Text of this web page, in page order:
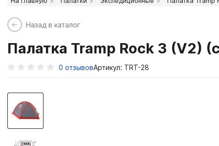
Назад в каталог
Палатка Tramp Rock 3 (V2)
0 отзывовАртикул: TRT-28